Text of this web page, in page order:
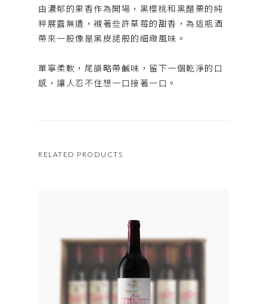
由濃郁的果香作為開場，黑櫻桃和黑醋栗的純
粹展露無遺，襯著些許草莓的甜香，為這瓶酒
帶來一股像是黑皮諾般的細緻風味。
單寧柔軟，尾韻略帶鹹味，留下一個乾淨的口
感，讓人忍不住想一口接著一口。
RELATED PRODUCTS